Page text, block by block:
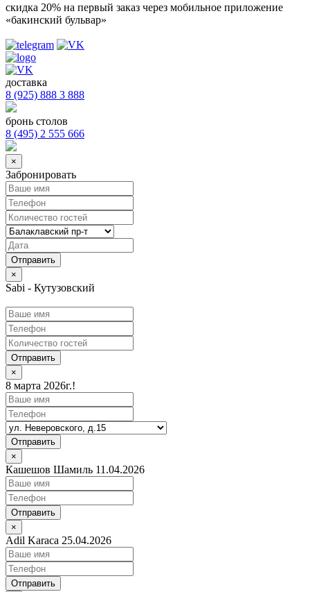
скидка 20% на первый заказ через мобильное приложение
«бакинский бульвар»
доставка
8 (925) 888 3 888
бронь столов
8 (495) 2 555 666
×
Забронировать
×
Sabi - Кутузовский
Отправить
×
8 марта 2026г.!
Отправить
×
Кашешов Шамиль 11.04.2026
Отправить
×
Adil Karaca 25.04.2026
Отправить